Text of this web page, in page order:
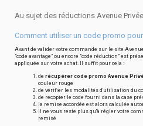
Au sujet des réductions Avenue Privée
Comment utiliser un code promo pour
Avant de valider votre commande sur le site
"code avantage" ou encore "code réduction" est
appliquée sur votre achat. Il suffit pour cela :
de récupérer code promo Avenue
couleur rouge
de vérifier les modalités d'utilisation du
de recopier le code fourni dans la case
la remise accordée est alors calculée
il ne vous reste plus qu'à régler votre
remisé